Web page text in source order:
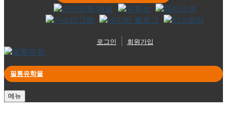
로그인 회원가입
필통유학몰
메뉴